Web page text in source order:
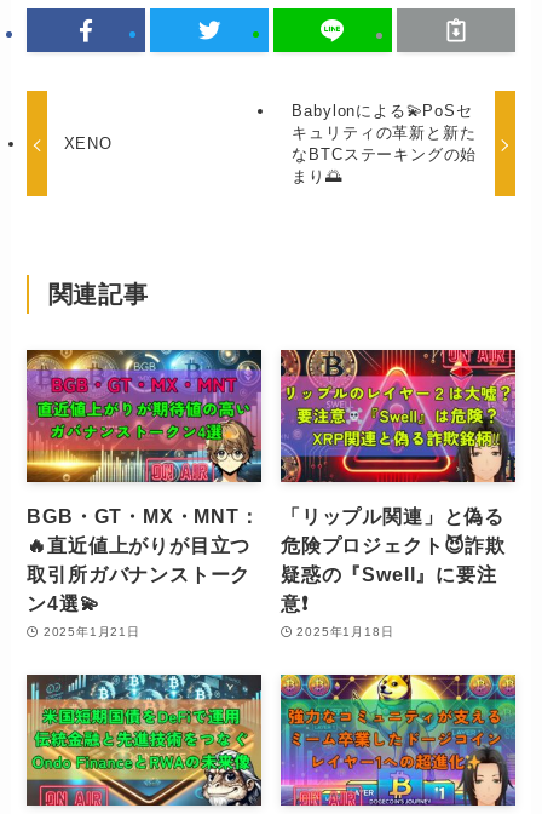
XENO
Babylonによる💫PoSセ
キュリティの革新と新た
なBTCステーキングの始
まり🌅
関連記事
BGB・GT・MX・MNT：
🔥直近値上がりが目立つ
取引所ガバナンストーク
ン4選💫
2025年1月21日
「リップル関連」と偽る
危険プロジェクト😈詐欺
疑惑の『Swell』に要注
意❗️
2025年1月18日